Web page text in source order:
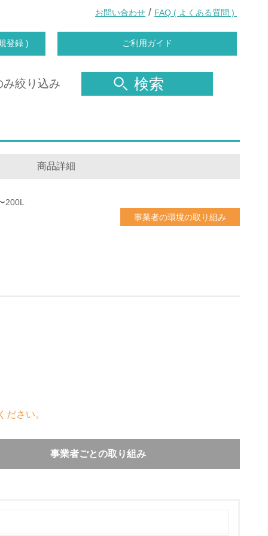
お問い合わせ / FAQ ( よくある質問 )
登録 ) ご利用ガイド
み絞り込み 検索
商品詳細
200L
事業者の環境の取り組み
さい。
事業者ごとの取り組み